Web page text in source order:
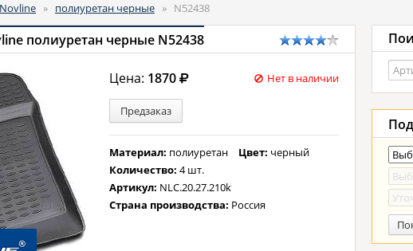
Novline » полиуретан черные » N52438
полиуретан черные N52438
Цена: 1870 Нет в наличии
Предзаказ
Материал: полиуретан Цвет: черный
Количество:4 шт.
Артикул: NLC.20.27.210k
Страна производства: Россия